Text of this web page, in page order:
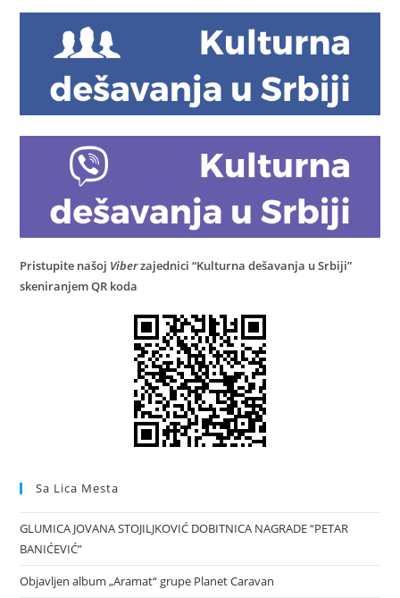
Pristupite našoj Viberzajednici “Kulturna dešavanja u Srbiji”
skeniranjem QR koda
Sa Lica Mesta
GLUMICA JOVANA STOJILJKOVIĆ DOBITNICA NAGRADE “PETAR
BANIĆEVIĆ”
Objavljen album „Aramat“ grupe Planet Caravan